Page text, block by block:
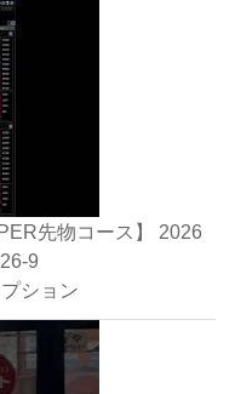
先物コース】 2026
9
ション